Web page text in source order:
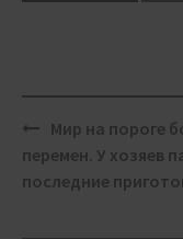
Post
navigation
Мир на пороге
перемен. У хозяев
последние